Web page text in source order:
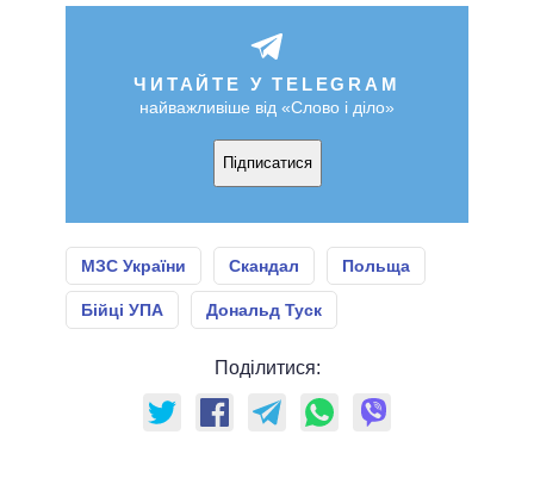
ЧИТАЙТЕ У TELEGRAM
найважливіше від «Слово і діло»
Підписатися
МЗС України Скандал Польща
Бійці УПА Дональд Туск
Поділитися: